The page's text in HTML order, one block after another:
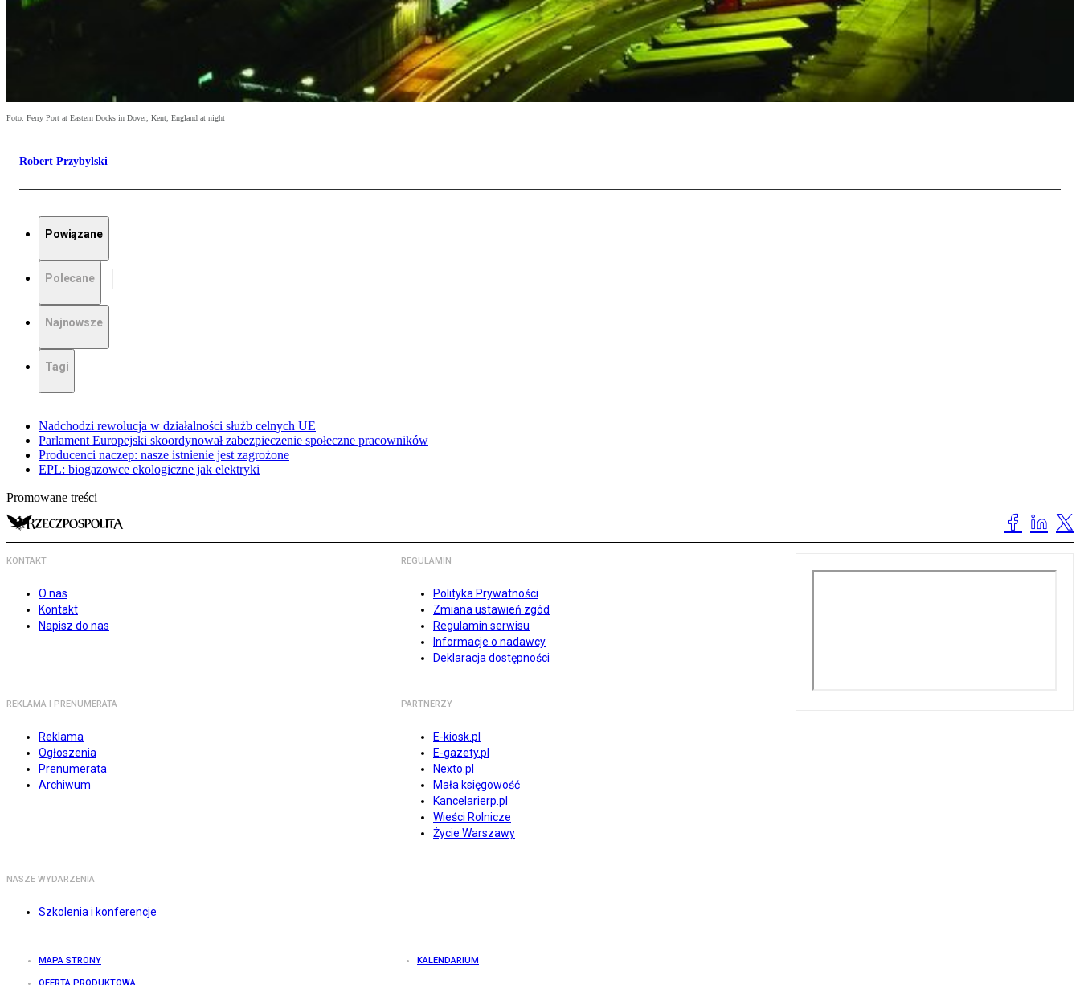
Foto: Ferry Port at Eastern Docks in Dover, Kent, England at night
Robert Przybylski
Powiązane
Polecane
Najnowsze
Tagi
Nadchodzi rewolucja w działalności służb celnych UE
Parlament Europejski skoordynował zabezpieczenie społeczne pracowników
Producenci naczep: nasze istnienie jest zagrożone
EPL: biogazowce ekologiczne jak elektryki
Promowane treści
KONTAKT
O nas
Kontakt
Napisz do nas
REGULAMIN
Polityka Prywatności
Zmiana ustawień zgód
Regulamin serwisu
Informacje o nadawcy
Deklaracja dostępności
REKLAMA I PRENUMERATA
Reklama
Ogłoszenia
Prenumerata
Archiwum
PARTNERZY
E-kiosk.pl
E-gazety.pl
Nexto.pl
Mała księgowość
Kancelarierp.pl
Wieści Rolnicze
Życie Warszawy
NASZE WYDARZENIA
Szkolenia i konferencje
MAPA STRONY KALENDARIUM